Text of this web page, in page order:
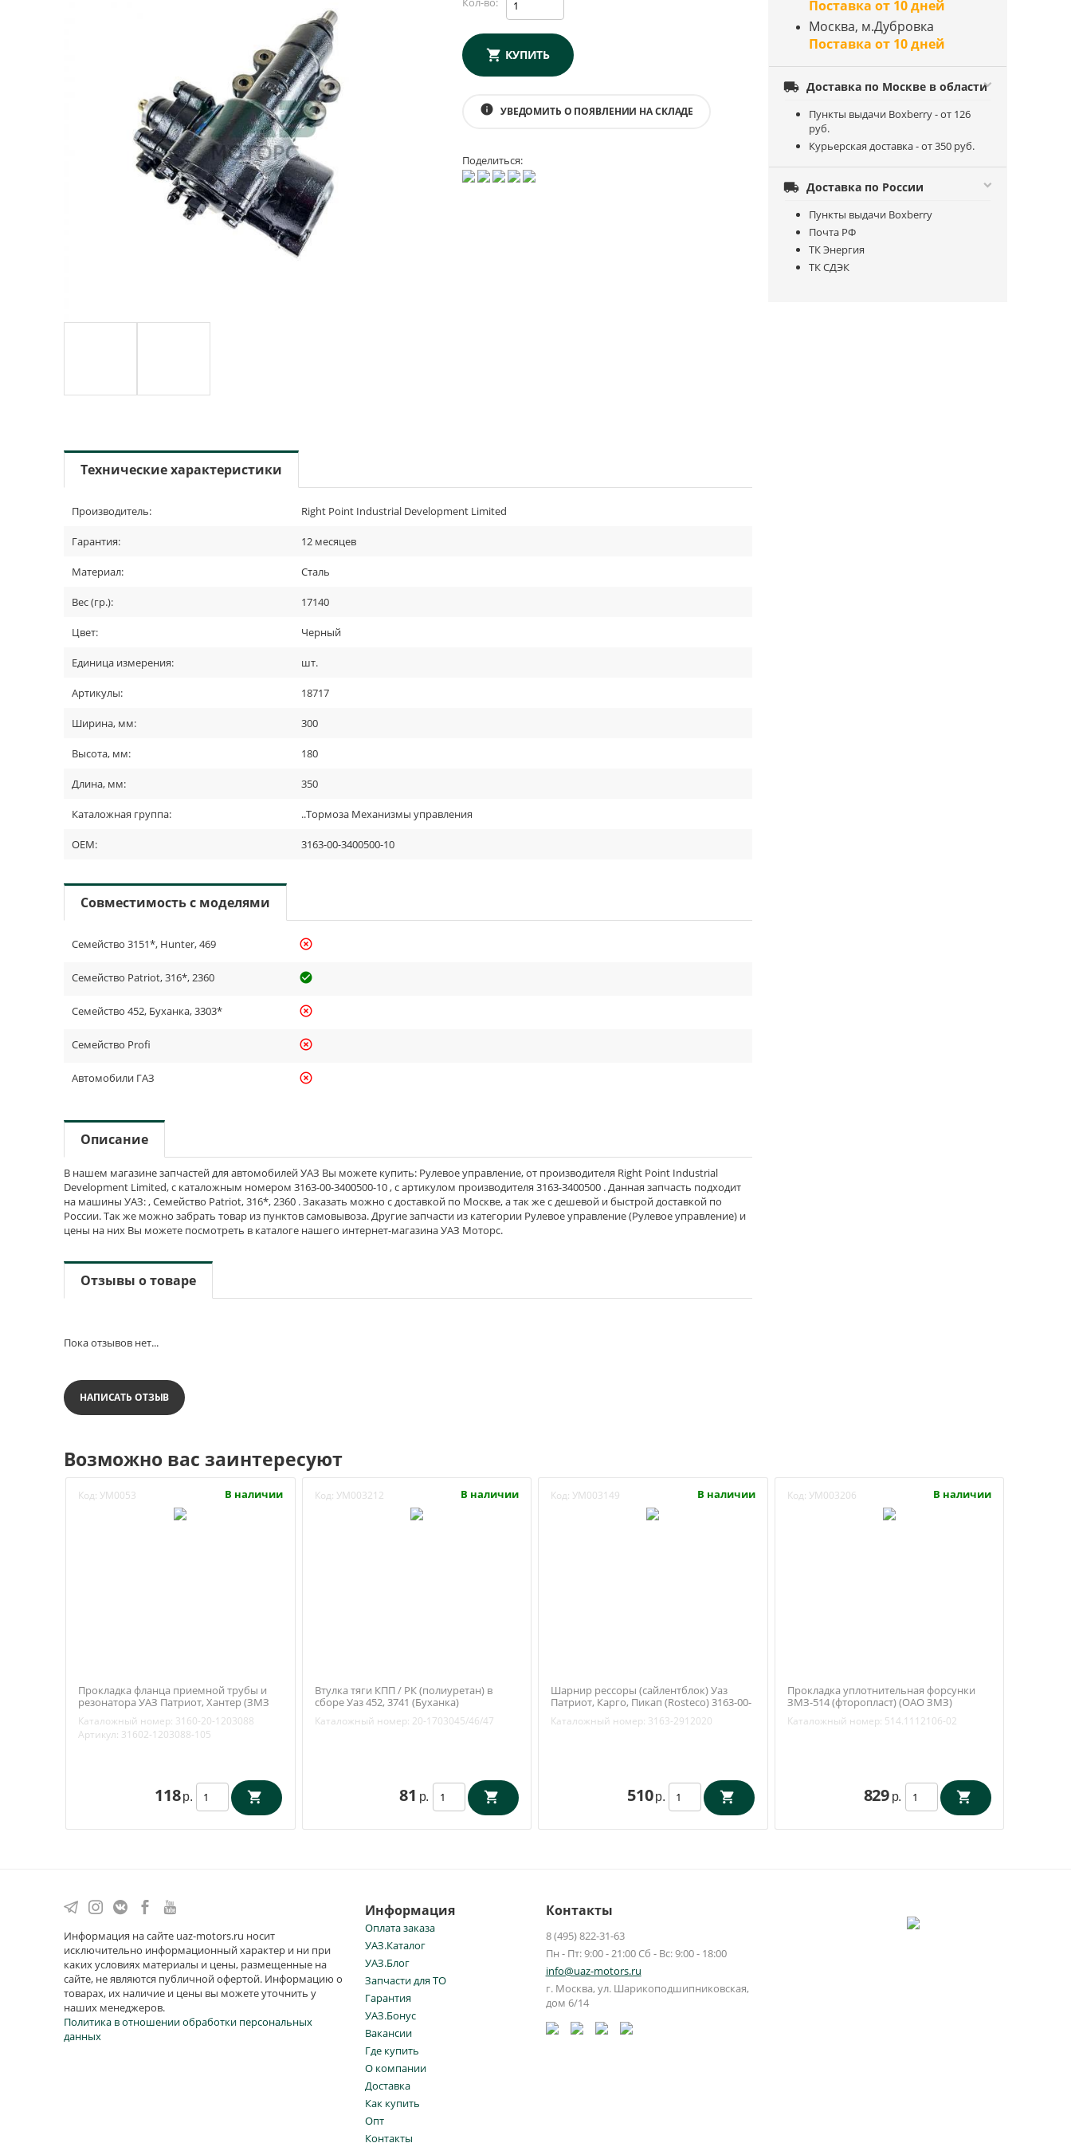
КУПИТЬ
info УВЕДОМИТЬ О ПОЯВЛЕНИИ НА СКЛАДЕ
Поделиться:
Поставка от 10 дней
Москва, м.Дубровка
Поставка от 10 дней
 Доставка по Москве в области
Пункты выдачи Boxberry - от 126
руб.
Курьерская доставка - от 350 руб.
 Доставка по России
Пункты выдачи Boxberry
Почта РФ
ТК Энергия
ТК СДЭК
Технические характеристики
Производитель: Right Point Industrial Development Limited
Гарантия: 12 месяцев
Материал: Сталь
Вес (гр.): 17140
Цвет: Черный
Единица измерения: шт.
Артикулы: 18717
Ширина, мм: 300
Высота, мм: 180
Длина, мм: 350
Каталожная группа: ..Тормоза Механизмы управления
OEM: 3163-00-3400500-10
Совместимость с моделями
Семейство 3151*, Hunter, 469 highlight_off
Семейство Patriot, 316*, 2360 check_circle_outline
Семейство 452, Буханка, 3303* highlight_off
Семейство Profi highlight_off
Автомобили ГАЗ highlight_off
Описание
В нашем магазине запчастей для автомобилей УАЗ Вы можете купить: Рулевое управление, от производителя Right Point Industrial
Development Limited, с каталожным номером 3163-00-3400500-10 , с артикулом производителя 3163-3400500 . Данная запчасть подходит
на машины УАЗ: , Семейство Patriot, 316*, 2360 . Заказать можно с доставкой по Москве, а так же с дешевой и быстрой доставкой по
России. Так же можно забрать товар из пунктов самовывоза. Другие запчасти из категории Рулевое управление (Рулевое управление) и
цены на них Вы можете посмотреть в каталоге нашего интернет-магазина УАЗ Моторс.
Отзывы о товаре
Пока отзывов нет...
НАПИСАТЬ ОТЗЫВ
Возможно вас заинтересуют
Код: УМ0053 В наличии
Прокладка фланца приемной трубы и
резонатора УАЗ Патриот, Хантер (ЗМЗ
409, 514) облицовка метал (Квадратис
Воронеж) 3160-20-1203088
Каталожный номер: 3160-20-1203088
Артикул: 31602-1203088-105
118 р.
Код: УМ003212 В наличии
Втулка тяги КПП / РК (полиуретан) в
сборе Уаз 452, 3741 (Буханка)
(Ульяновск) 20-1703045/46/47
Каталожный номер: 20-1703045/46/47
81 р.
Код: УМ003149 В наличии
Шарнир рессоры (сайлентблок) Уаз
Патриот, Карго, Пикап (Rosteco) 3163-00-
2912020
Каталожный номер: 3163-2912020
510 р.
Код: УМ003206 В наличии
Прокладка уплотнительная форсунки
ЗМЗ-514 (фторопласт) (ОАО ЗМЗ)
514.1112106-02
Каталожный номер: 514.1112106-02
829 р.
Информация на сайте uaz-motors.ru носит
исключительно информационный характер и ни при
каких условиях материалы и цены, размещенные на
сайте, не являются публичной офертой. Информацию о
товарах, их наличие и цены вы можете уточнить у
наших менеджеров.
Политика в отношении обработки персональных
данных
Информация
Оплата заказа
УАЗ.Каталог
УАЗ.Блог
Запчасти для ТО
Гарантия
УАЗ.Бонус
Вакансии
Где купить
О компании
Доставка
Как купить
Опт
Контакты
Контакты
8 (495) 822-31-63
Пн - Пт: 9:00 - 21:00 Сб - Вс: 9:00 - 18:00
info@uaz-motors.ru
г. Москва, ул. Шарикоподшипниковская,
дом 6/14